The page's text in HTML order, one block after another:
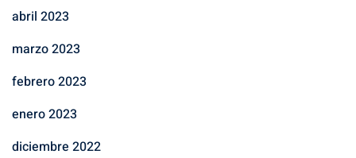
abril 2023
marzo 2023
febrero 2023
enero 2023
diciembre 2022